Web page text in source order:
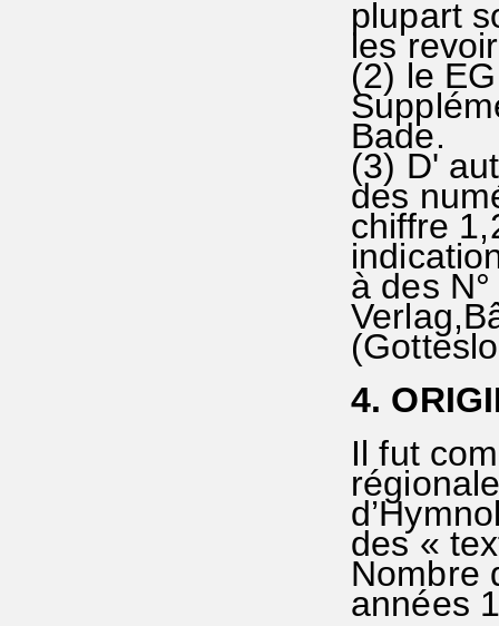
plupart
les
(2) le
Bade.
(3) D'
des
chiffre
à des
4.
Il fut
des «
Nombre
années